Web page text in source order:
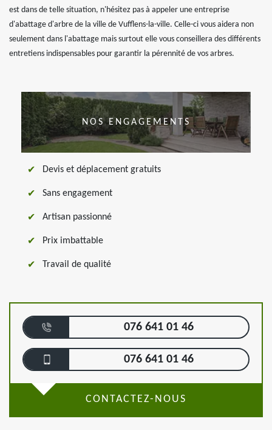
est dans de telle situation, n'hésitez pas à appeler une entreprise
d'abattage d'arbre de la ville de Vufflens-la-ville. Celle-ci vous aidera non
seulement dans l'abattage mais surtout elle vous conseillera des différents
entretiens indispensables pour garantir la pérennité de vos arbres.
NOS ENGAGEMENTS
Devis et déplacement gratuits
Sans engagement
Artisan passionné
Prix imbattable
Travail de qualité
076 641 01 46
076 641 01 46
CONTACTEZ-NOUS